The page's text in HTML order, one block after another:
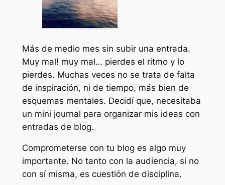
Más de medio mes sin subir una entrada.
Muy mal! muy mal… pierdes el ritmo y lo
pierdes. Muchas veces no se trata de falta
de inspiración, ni de tiempo, más bien de
esquemas mentales. Decidí que, necesitaba
un mini journal para organizar mis ideas con
entradas de blog.
Comprometerse con tu blog es algo muy
importante. No tanto con la audiencia, si no
con sí misma, es cuestión de disciplina.